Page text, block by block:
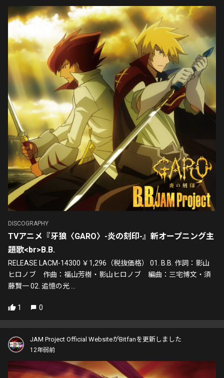
DISCOGRAPHY
TVアニメ『牙狼〈GARO〉-炎の刻印-』新オープニング主
題歌<br>B.B.
RELEASE LACM-14300 ￥1,296（税抜価格） 01. B.B. 作詞：影山
ヒロノブ 作曲：福山芳樹・影山ヒロノブ 編曲：三宅博文・須
藤賢一 02. 追憶の光 ...
1 0
JAM Project Official WebsiteがBitfanを更新しました
12年弱前